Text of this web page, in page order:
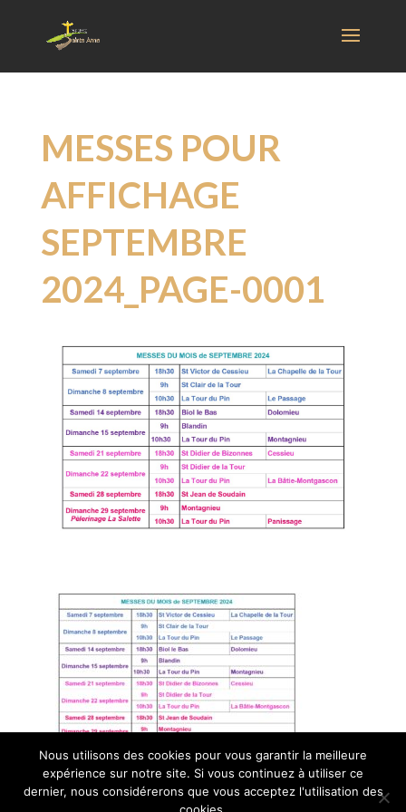
MESSES POUR
AFFICHAGE
SEPTEMBRE
2024_PAGE-0001
© Paroisse Sainte-Anne - Maison paroissiale Place de l'église -
Nous utilisons des cookies pour vous garantir la meilleure
expérience sur notre site. Si vous continuez à utiliser ce
dernier, nous considérerons que vous acceptez l'utilisation des